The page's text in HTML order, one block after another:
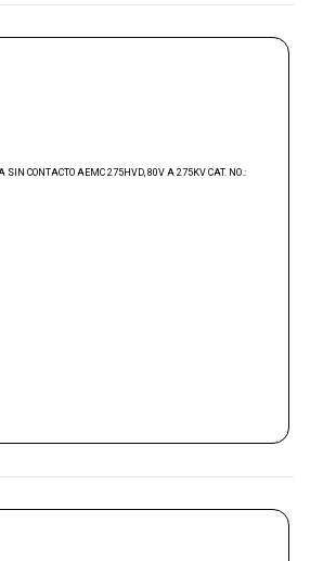
SIN CONTACTO AEMC 275HVD, 80V A 275KV CAT. NO.: